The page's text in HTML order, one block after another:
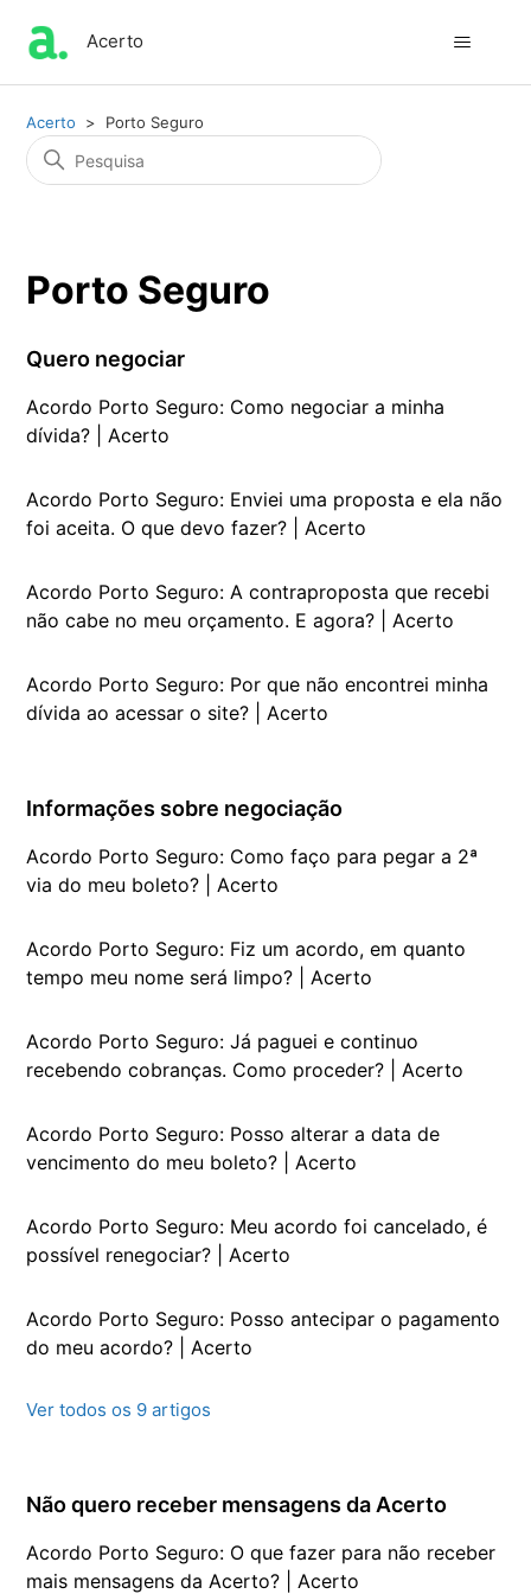
Acerto
Acerto Porto Seguro
Porto Seguro
Quero negociar
Acordo Porto Seguro: Como negociar a minha
dívida? | Acerto
Acordo Porto Seguro: Enviei uma proposta e ela não
foi aceita. O que devo fazer? | Acerto
Acordo Porto Seguro: A contraproposta que recebi
não cabe no meu orçamento. E agora? | Acerto
Acordo Porto Seguro: Por que não encontrei minha
dívida ao acessar o site? | Acerto
Informações sobre negociação
Acordo Porto Seguro: Como faço para pegar a 2ª
via do meu boleto? | Acerto
Acordo Porto Seguro: Fiz um acordo, em quanto
tempo meu nome será limpo? | Acerto
Acordo Porto Seguro: Já paguei e continuo
recebendo cobranças. Como proceder? | Acerto
Acordo Porto Seguro: Posso alterar a data de
vencimento do meu boleto? | Acerto
Acordo Porto Seguro: Meu acordo foi cancelado, é
possível renegociar? | Acerto
Acordo Porto Seguro: Posso antecipar o pagamento
do meu acordo? | Acerto
Ver todos os 9 artigos
Não quero receber mensagens da Acerto
Acordo Porto Seguro: O que fazer para não receber
mais mensagens da Acerto? | Acerto